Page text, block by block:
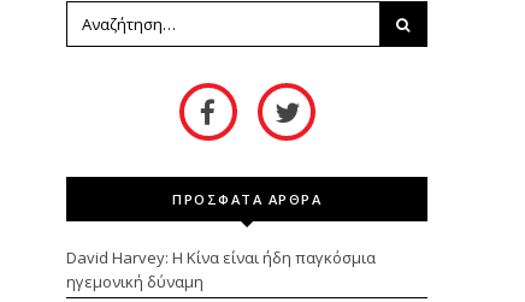
ΠΡΟΣΦΑΤΑ ΑΡΘΡΑ
David Harvey: Η Κίνα είναι ήδη παγκόσμια
ηγεμονική δύναμη